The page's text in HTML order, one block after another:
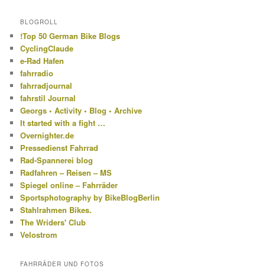
BLOGROLL
!Top 50 German Bike Blogs
CyclingClaude
e-Rad Hafen
fahrradio
fahrradjournal
fahrstil Journal
Georgs • Activity • Blog • Archive
It started with a fight …
Overnighter.de
Pressedienst Fahrrad
Rad-Spannerei blog
Radfahren – Reisen – MS
Spiegel online – Fahrräder
Sportsphotography by BikeBlogBerlin
Stahlrahmen Bikes.
The Wriders' Club
Velostrom
FAHRRÄDER UND FOTOS